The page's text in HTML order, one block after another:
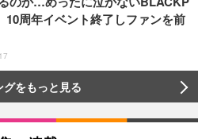
10周年イベント終了しファンを前
グをもっと見る